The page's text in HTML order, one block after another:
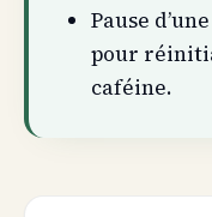
Pause
pour
caféine.